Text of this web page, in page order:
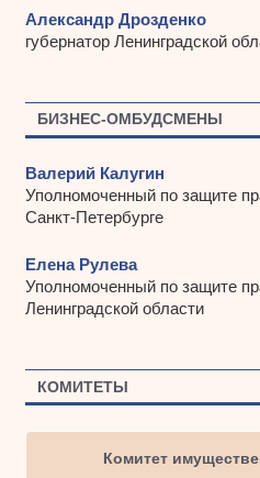
Александр Дрозденко
губернатор Ленинградской
БИЗНЕС-ОМБУДСМЕНЫ
Валерий Калугин
Уполномоченный по защите
Санкт-Петербурге
Елена Рулева
Уполномоченный по защите
Ленинградской области
КОМИТЕТЫ
Комитет